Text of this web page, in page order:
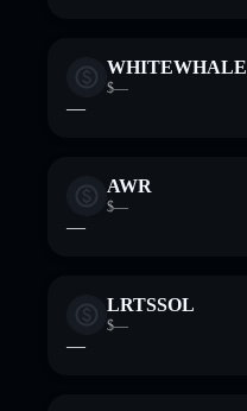
WHITEWHALE
$—
—
AWR
$—
—
LRTSSOL
$—
—